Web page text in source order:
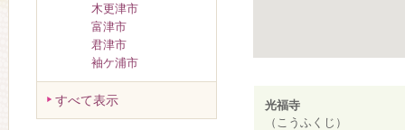
光福寺
（こうふくじ）
木更津市
富津市
君津市
袖ケ浦市
すべて表示